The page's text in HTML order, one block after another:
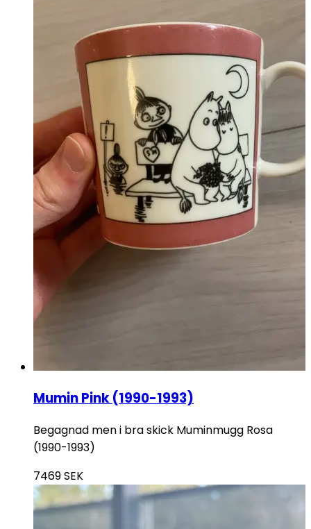
Mumin Pink (1990-1993)
Begagnad men i bra skick Muminmugg Rosa
(1990-1993)
7469SEK